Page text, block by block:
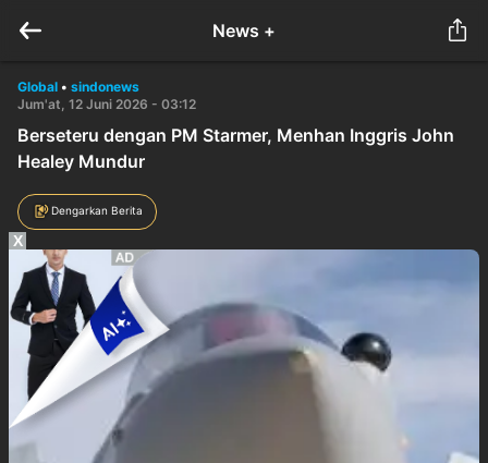
News +
Global • sindonews
Jum'at, 12 Juni 2026 - 03:12
Berseteru dengan PM Starmer, Menhan Inggris John
Healey Mundur
Dengarkan Berita
X